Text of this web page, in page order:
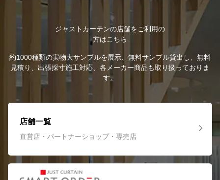
ジャストカーテンの店舗をご利用の
方はこちら
約1000種類の実物大サンプルを展示、無料サンプル貸出し、無料
見積り、出張採寸施工対応、各メーカー商品も取り扱っておりま
す。
店舗一覧
直営店・パートナーショップ・専売店